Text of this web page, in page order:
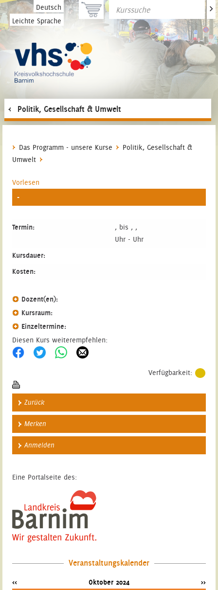
Deutsch
Leichte Sprache
>
Politik, Gesellschaft & Umwelt
Das Programm - unsere Kurse
Politik, Gesellschaft &
Umwelt
Vorlesen
-
Termin:
, bis , ,
Uhr - Uhr
Kursdauer:
Kosten:
Dozent(en):
Kursraum:
Einzeltermine:
Diesen Kurs weiterempfehlen:
Verfügbarkeit:
Zurück
Merken
Anmelden
Eine Portalseite des:
Veranstaltungskalender
<< Oktober 2024 >>